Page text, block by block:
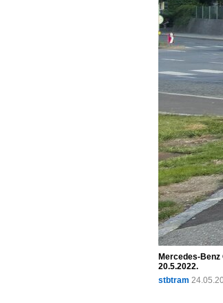
Mercedes-
20.5.2022.
stbtram